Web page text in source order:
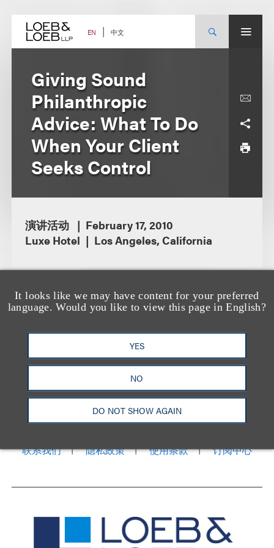
content EN 中文
It looks like we may have content for your preferred
language. Would you like to view this page in English?
YES
NO
DO NOT SHOW AGAIN
Giving Sound
Philanthropic
Advice: What To Do
When Your Client
Seeks Control
演讲活动
February 17, 2010
Luxe Hotel
Los Angeles, California
芝加哥
华盛顿特区
旧金山 泰森斯
代表处
香港
联系我们
隐私政策 使用条款 订阅中心